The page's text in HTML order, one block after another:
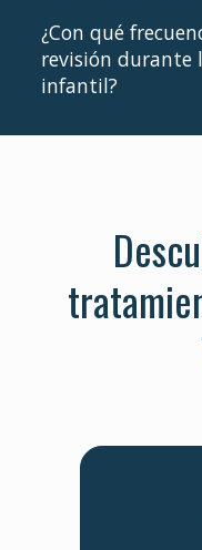
¿Con qué
revisión durante
infantil?